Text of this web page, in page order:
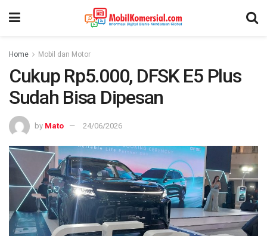
Home Mobil dan Motor
Cukup Rp5.000, DFSK E5 Plus
Sudah Bisa Dipesan
by Mato 24/06/2026